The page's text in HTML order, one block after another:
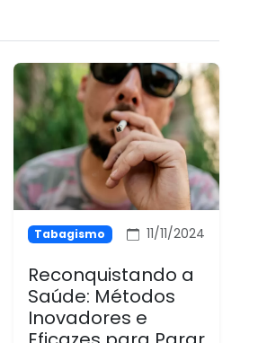
Tabagismo 11/11/2024
Reconquistando a
Saúde: Métodos
Inovadores e